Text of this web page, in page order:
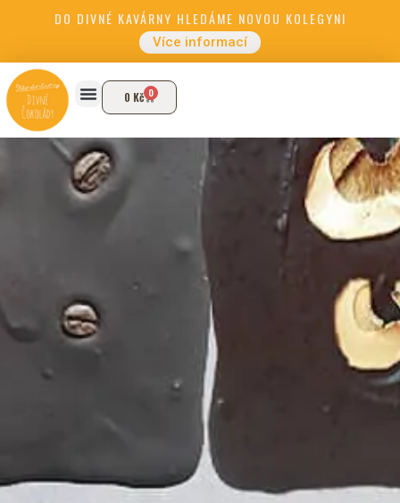
DO DIVNÉ KAVÁRNY HLEDÁME NOVOU KOLEGYNI
Více informací
0 Kč 0